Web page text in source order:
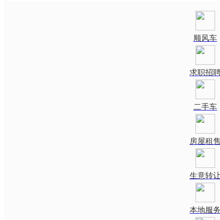
顺风车
求职招
二手车
房屋租售
生意转让
本地服务